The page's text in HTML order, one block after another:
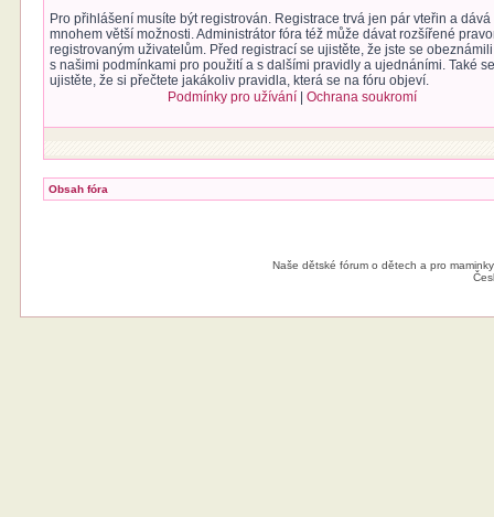
Pro přihlášení musíte být registrován. Registrace trvá jen pár vteřin a dává
mnohem větší možnosti. Administrátor fóra též může dávat rozšířené
registrovaným uživatelům. Před registrací se ujistěte, že jste se obeznámili
s našimi podmínkami pro použití a s dalšími pravidly a ujednáními. Také
ujistěte, že si přečtete jakákoliv pravidla, která se na fóru objeví.
Podmínky pro užívání| Ochrana soukromí
Obsah fóra
Naše dětské fórum o dětech a pro